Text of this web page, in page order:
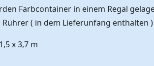
Farbcontainer in einem Regal
( in dem Lieferunfang enthalten )
x 3,7 m